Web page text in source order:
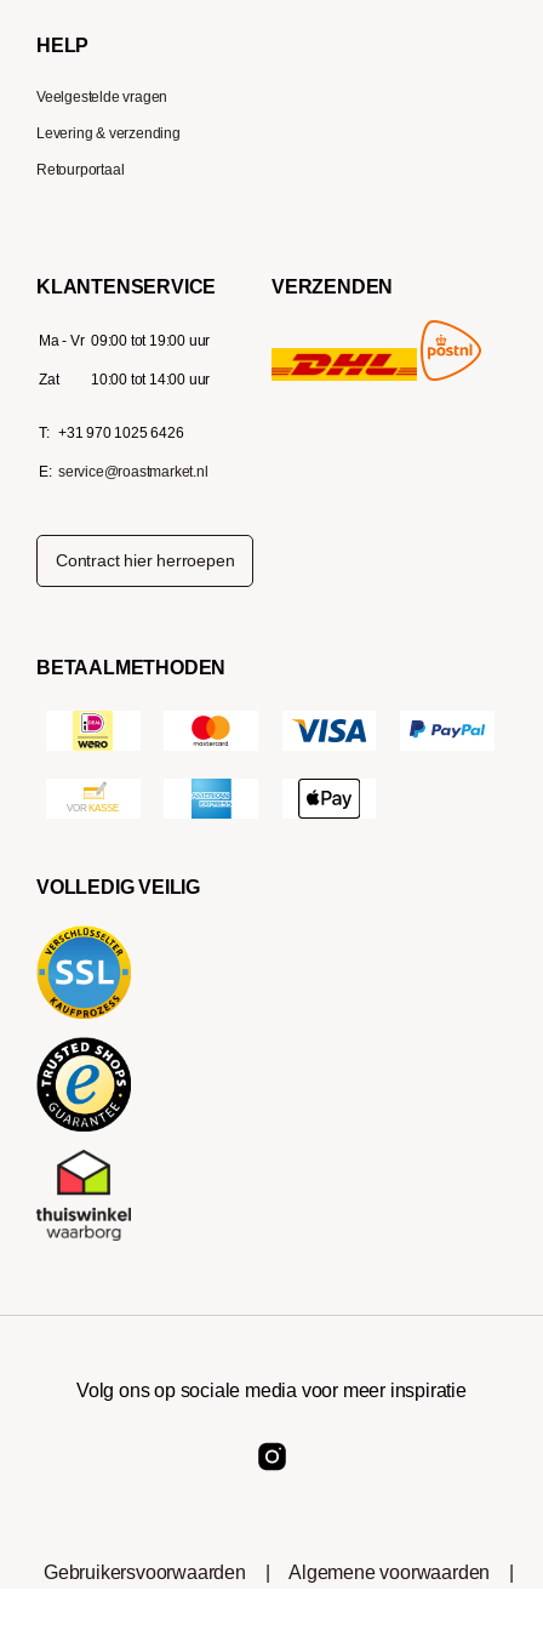
HELP
Veelgestelde vragen
Levering & verzending
Retourportaal
KLANTENSERVICE
Ma - Vr 09:00 tot 19:00 uur
Zat 10:00 tot 14:00 uur
T: +31 970 1025 6426
E: service@roastmarket.nl
VERZENDEN
Contract hier herroepen
BETAALMETHODEN
VOLLEDIG VEILIG
Volg ons op sociale media voor meer inspiratie
Gebruikersvoorwaarden Algemene voorwaarden